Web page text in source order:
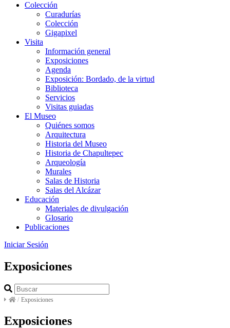
Colección
Curadurías
Colección
Gigapixel
Visita
Información general
Exposiciones
Agenda
Exposición: Bordado, de la virtud
Biblioteca
Servicios
Visitas guiadas
El Museo
Quiénes somos
Arquitectura
Historia del Museo
Historia de Chapultepec
Arqueología
Murales
Salas de Historia
Salas del Alcázar
Educación
Materiales de divulgación
Glosario
Publicaciones
Iniciar Sesión
Exposiciones
/ Exposiciones
Exposiciones